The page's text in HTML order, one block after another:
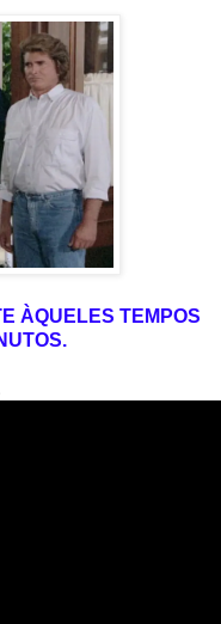
ÀQUELES TEMPOS